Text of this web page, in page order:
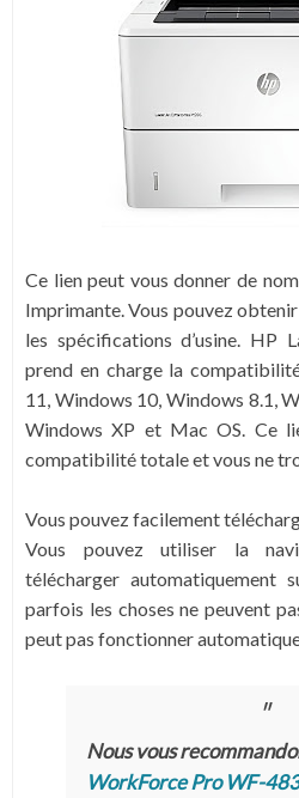
Ce lien peut vous donner de
Imprimante. Vous pouvez
les spécifications d’usine. HP
prend en charge la
11, Windows 10, Windows 8.1,
Windows XP et Mac OS. Ce
compatibilité totale et vous ne
Vous pouvez facilement
Vous pouvez utiliser la
télécharger automatiquement
parfois les choses ne peuvent
peut pas fonctionner
Nous vous
WorkForce Pro WF-